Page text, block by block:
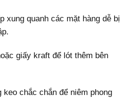
xung quanh các mặt hàng dễ bị
giấy kraft để lót thêm bên
keo chắc chắn để niêm phong